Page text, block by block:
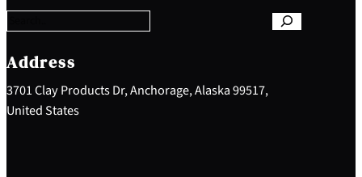
c
h
Address
3701 Clay Products Dr, Anchorage, Alaska 99517,
United States